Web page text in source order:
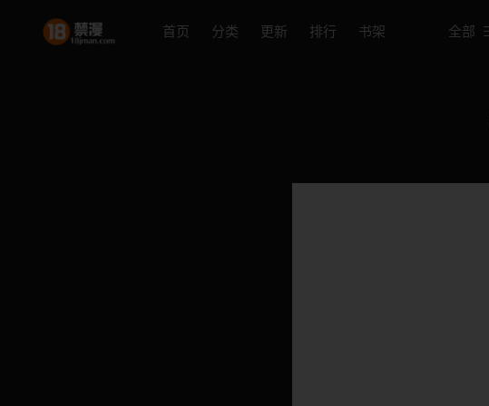
首页 分类 更新 排行 书架 全部